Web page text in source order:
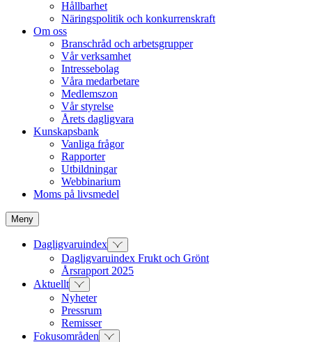
Hållbarhet
Näringspolitik och konkurrenskraft
Om oss
Branschråd och arbetsgrupper
Vår verksamhet
Intressebolag
Våra medarbetare
Medlemszon
Vår styrelse
Årets dagligvara
Kunskapsbank
Vanliga frågor
Rapporter
Utbildningar
Webbinarium
Moms på livsmedel
Meny
Dagligvaruindex
Dagligvaruindex Frukt och Grönt
Årsrapport 2025
Aktuellt
Nyheter
Pressrum
Remisser
Fokusområden